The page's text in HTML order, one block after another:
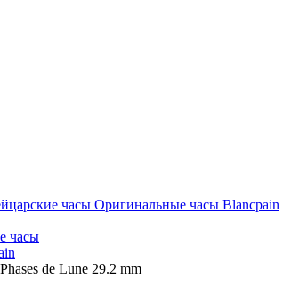
часы Оригинальные часы Blancpain
часы
de Lune 29.2 mm